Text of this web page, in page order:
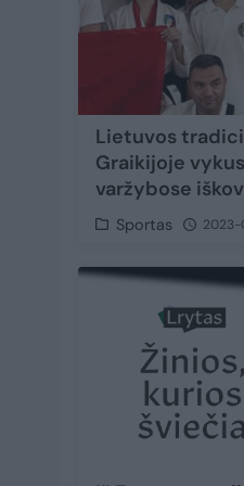
Lietuvos
Graikijoje
varžybose
Sportas